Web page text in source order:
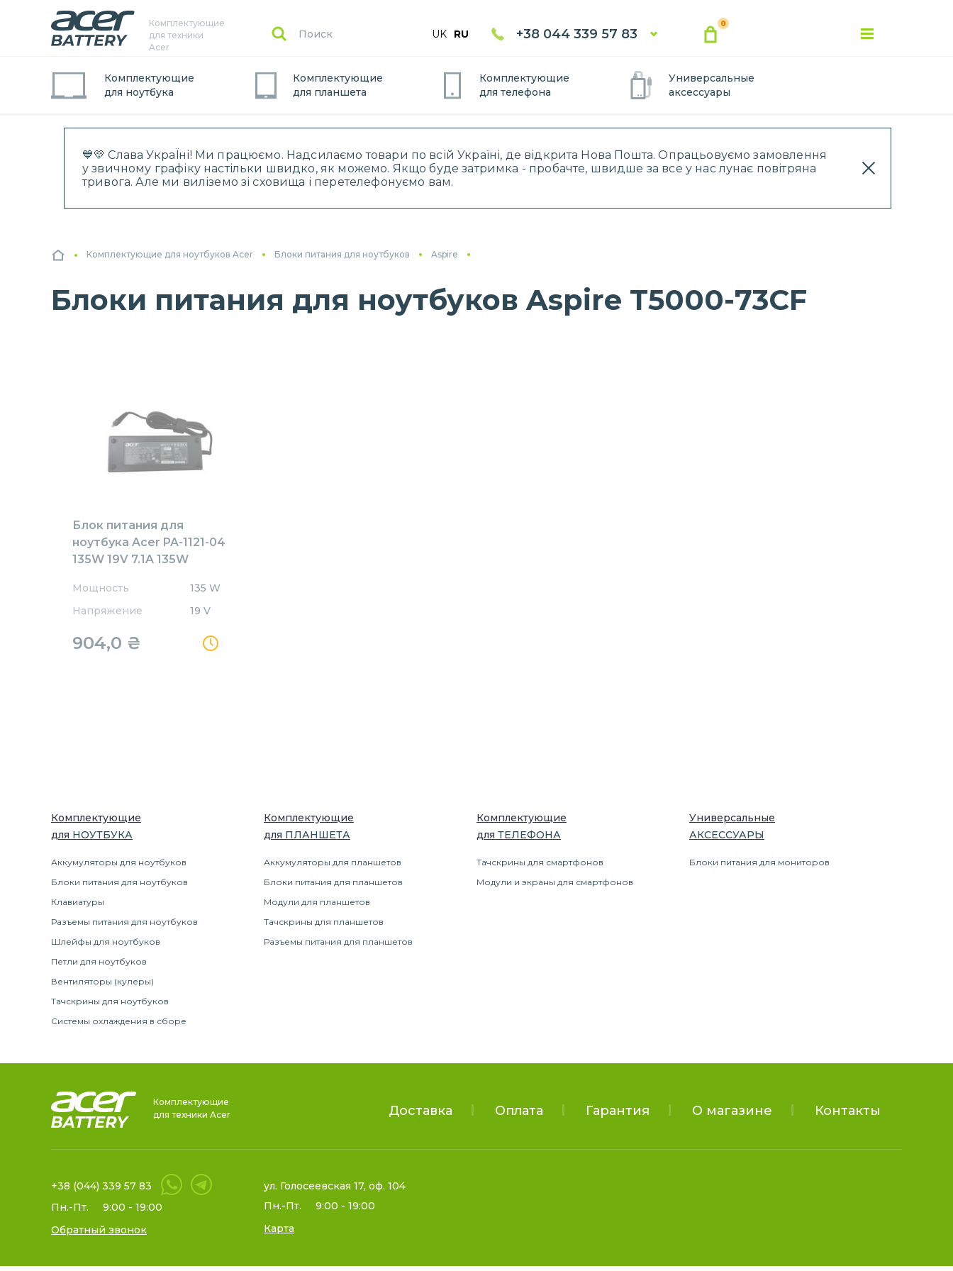
💙💛 Слава УкраЇні! Ми працюємо. Надсилаємо товари по всій Україні, де відкрита Нова Пошта. Опрацьовуємо замовлення
у звичному графіку настільки швидко, як можемо. Якщо буде затримка - пробачте, швидше за все у нас лунає повітряна
тривога. Але ми виліземо зі сховища і перетелефонуємо вам.
Комплектующие
для техники
Acer
UK RU +38 044 339 57 83
0
Комплектующие
для ноутбука
Комплектующие
для планшета
Комплектующие
для телефона
Универсальные
аксессуары
Комплектующие для ноутбуков Acer Блоки питания для ноутбуков Aspire
Блоки питания для ноутбуков Aspire T5000-73CF
Блок питания для
ноутбука Acer PA-1121-04
135W 19V 7.1A 135W
Мощность
135 W
Напряжение
19 V
904,0 ₴
Комплектующие
для НОУТБУКА
Аккумуляторы для ноутбуков
Блоки питания для ноутбуков
Клавиатуры
Разъемы питания для ноутбуков
Шлейфы для ноутбуков
Петли для ноутбуков
Вентиляторы (кулеры)
Тачскрины для ноутбуков
Системы охлаждения в сборе
Комплектующие
для ПЛАНШЕТА
Аккумуляторы для планшетов
Блоки питания для планшетов
Модули для планшетов
Тачскрины для планшетов
Разъемы питания для планшетов
Комплектующие
для ТЕЛЕФОНА
Тачскрины для смартфонов
Модули и экраны для смартфонов
Универсальные
АКСЕССУАРЫ
Блоки питания для мониторов
Комплектующие
для техники Acer
Доставка Оплата Гарантия О магазине Контакты
+38 (044) 339 57 83
Пн.-Пт.
9:00 - 19:00
Обратный звонок
ул. Голосеевская 17, оф. 104
Пн.-Пт.
9:00 - 19:00
Карта